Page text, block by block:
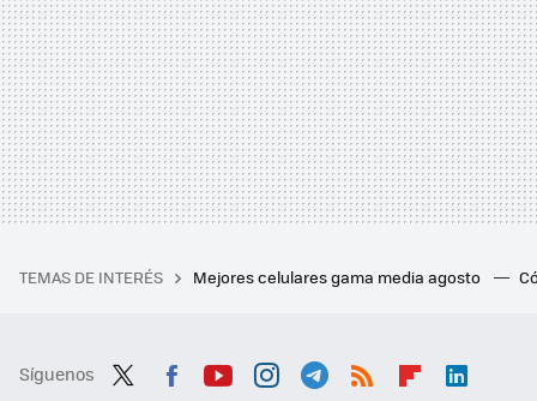
TEMAS DE INTERÉS Mejores celulares gama media agosto
Síguenos